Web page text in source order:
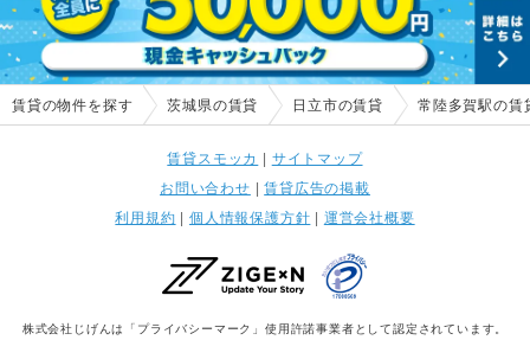
賃貸の物件を探す 茨城県の賃貸 日立市の賃貸 常陸多賀駅の賃
賃貸スモッカ | サイトマップ
お問い合わせ |賃貸広告の掲載
利用規約 | 個人情報保護方針 | 運営会社概要
株式会社じげんは「プライバシーマーク」使用許諾事業者として認定されています。